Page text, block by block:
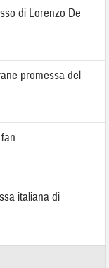
di Lorenzo De
promessa del
italiana di